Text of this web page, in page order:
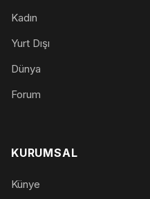
Kadın
Yurt Dışı
Dünya
Forum
KURUMSAL
Künye